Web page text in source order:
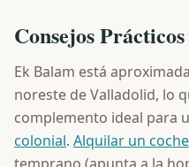
Consejos
Ek Balam está
noreste de Valladolid, lo
complemento ideal para
colonial. Alquilar un coche